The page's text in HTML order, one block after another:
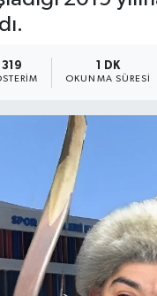
319 1 DK
OKUNMA SÜRESI